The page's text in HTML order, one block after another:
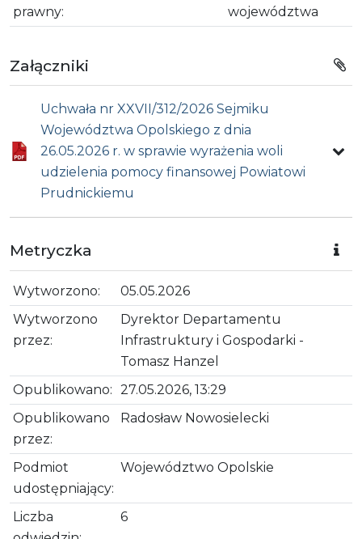
prawny:
województwa
Załączniki
Uchwała nr XXVII/312/2026 Sejmiku
Województwa Opolskiego z dnia
26.05.2026 r. w sprawie wyrażenia woli
udzielenia pomocy finansowej Powiatowi
Prudnickiemu
Metryczka
Wytworzono:
05.05.2026
Wytworzono
przez:
Dyrektor Departamentu
Infrastruktury i Gospodarki -
Tomasz Hanzel
Opublikowano: 27.05.2026, 13:29
Opublikowano
przez:
Radosław Nowosielecki
Podmiot
udostępniający:
Województwo Opolskie
Liczba
6